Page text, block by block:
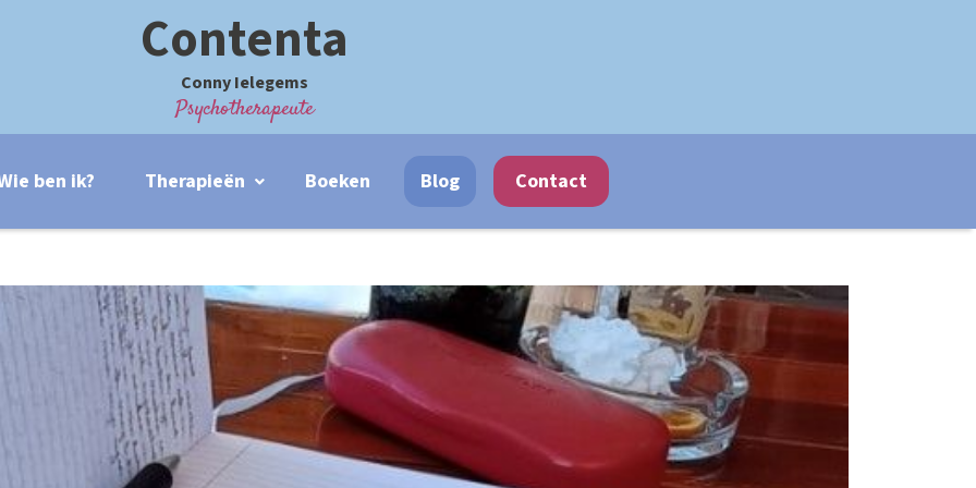
Contenta
Conny Ielegems
Psychotherapeute
ben ik? Therapieën Boeken Blog Contact